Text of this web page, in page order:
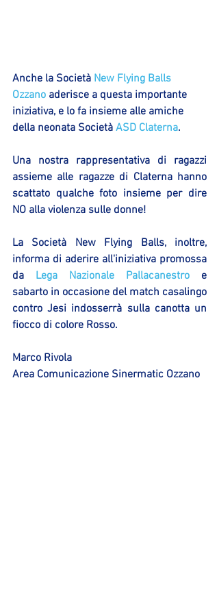
Anche la Società New Flying Balls
Ozzano aderisce a questa importante
iniziativa, e lo fa insieme alle amiche
della neonata Società ASD Claterna.
Una nostra rappresentativa di ragazzi
assieme alle ragazze di Claterna hanno
scattato qualche foto insieme per dire
NO alla violenza sulle donne!
La Società New Flying Balls, inoltre,
informa di aderire all'iniziativa promossa
da Lega Nazionale Pallacanestro e
sabarto in occasione del match casalingo
contro Jesi indosserrà sulla canotta un
fiocco di colore Rosso.
Marco Rivola
Area Comunicazione Sinermatic Ozzano